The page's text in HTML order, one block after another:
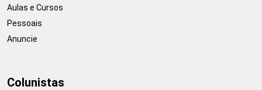
Aulas e Cursos
Pessoais
Anuncie
Colunistas